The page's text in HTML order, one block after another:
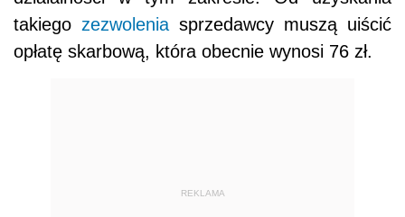
takiego zezwolenia sprzedawcy muszą uiścić
opłatę skarbową, która obecnie wynosi 76 zł.
REKLAMA